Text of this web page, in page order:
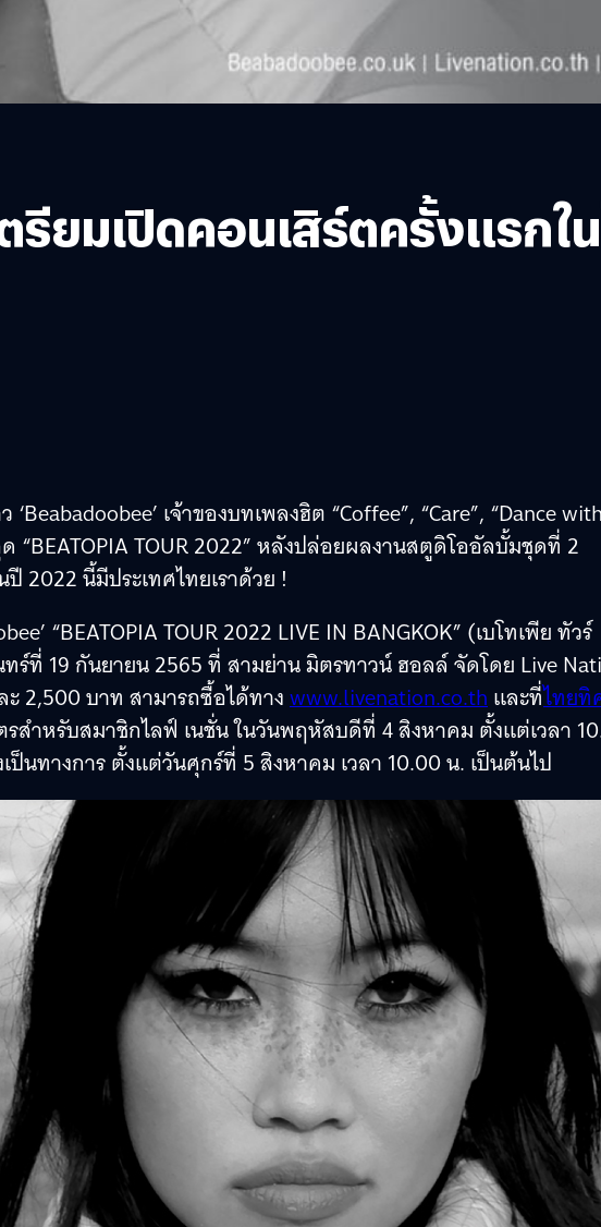
รียมเปิดคอนเสิร์ตครั้งแรกใ
เจ้าของบทเพลงฮิต “Coffee”, “Care”, “Dance with
“BEATOPIA TOUR 2022” หลังปล่อยผลงานสตูดิโออัลบั้มชุดที่ 2
2022 นี้มีประเทศไทยเราด้วย !
“BEATOPIA TOUR 2022 LIVE IN BANGKOK” (เบโทเพีย ทัวร์
ที่ 19 กันยายน 2565 ที่ สามย่าน มิตรทาวน์ ฮอลล์ จัดโดย Live
2,500 บาท สามารถซื้อได้ทางwww.livenation.co.thและที่ไทยทิ
สำหรับสมาชิกไลฟ์ เนชั่น ในวันพฤหัสบดีที่ 4 สิงหาคม ตั้งแต่เวลา
ป็นทางการ ตั้งแต่วันศุกร์ที่ 5 สิงหาคม เวลา 10.00 น. เป็นต้นไป